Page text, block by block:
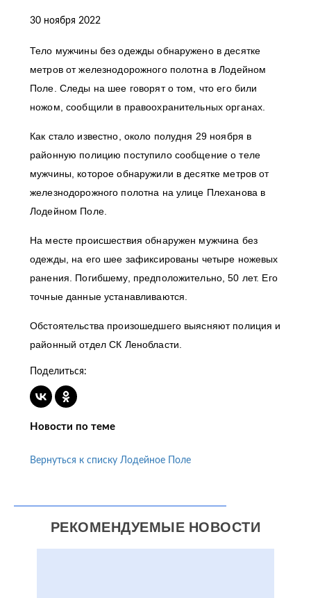
30 ноября 2022
Тело мужчины без одежды обнаружено в десятке
метров от железнодорожного полотна в Лодейном
Поле. Следы на шее говорят о том, что его били
ножом, сообщили в правоохранительных органах.
Как стало известно, около полудня 29 ноября в
районную полицию поступило сообщение о теле
мужчины, которое обнаружили в десятке метров от
железнодорожного полотна на улице Плеханова в
Лодейном Поле.
На месте происшествия обнаружен мужчина без
одежды, на его шее зафиксированы четыре ножевых
ранения. Погибшему, предположительно, 50 лет. Его
точные данные устанавливаются.
Обстоятельства произошедшего выясняют полиция и
районный отдел СК Ленобласти.
Поделиться:
Новости по теме
Вернуться к списку Лодейное Поле
РЕКОМЕНДУЕМЫЕ НОВОСТИ